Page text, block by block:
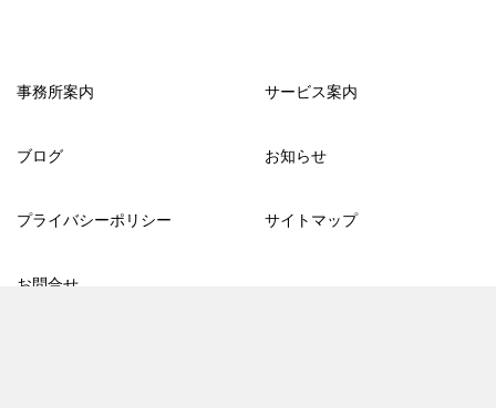
事務所案内 サービス案内
ブログ お知らせ
プライバシーポリシー サイトマップ
お問合せ